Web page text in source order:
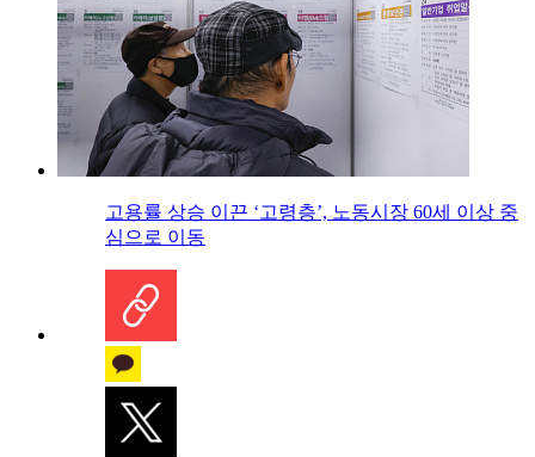
고용률 상승 이끈 ‘고령층’, 노동시장 60세 이상 중
심으로 이동